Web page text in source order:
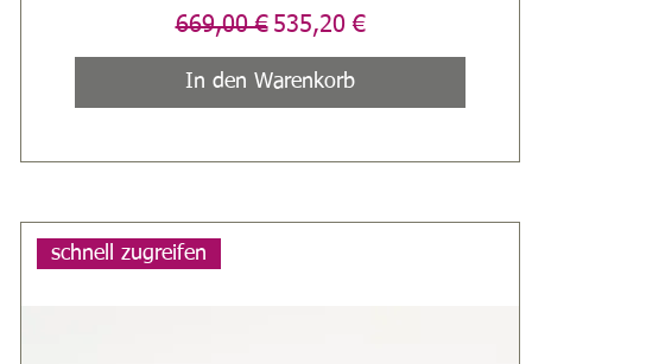
Standardpreis
669,00 € Sale-Preis
535,20 €
In den Warenkorb
schnell zugreifen